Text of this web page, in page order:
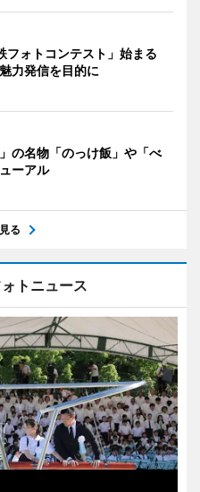
フォトコンテスト」始まる
力発信を目的に
の名物「のっけ飯」や「べ
ーアル
る
トニュース